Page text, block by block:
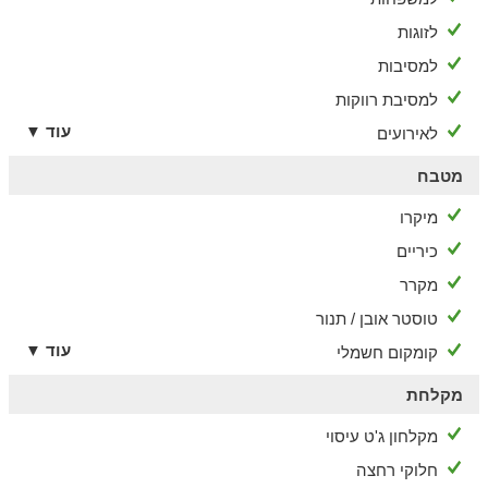
מעולות ובתי קפה.
לזוגות
למסיבות
למסיבת רווקות
לאירועים
עוד ▼
מטבח
מיקרו
כיריים
מקרר
טוסטר אובן / תנור
קומקום חשמלי
עוד ▼
מקלחת
מקלחון ג'ט עיסוי
חלוקי רחצה